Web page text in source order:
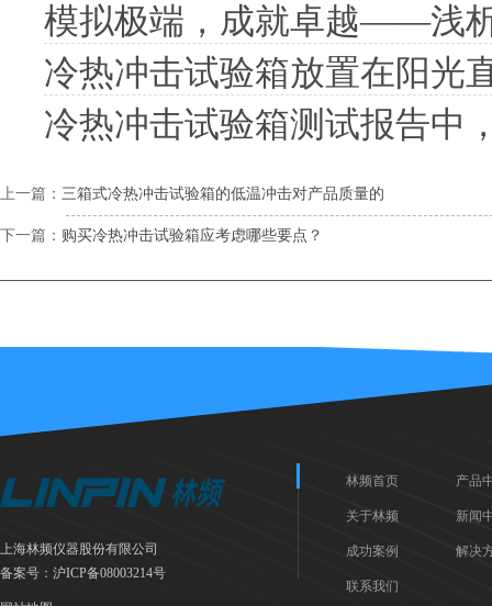
模拟极端，成就卓越——浅
冷热冲击试验箱放置在阳光
冷热冲击试验箱测试报告中
上一篇： 三箱式冷热冲击试验箱的低温冲击对产品质量的
下一篇： 购买冷热冲击试验箱应考虑哪些要点？
上海林频仪器股份有限公司
备案号： 沪ICP备08003214号
林频首页 产品
关于林频 新闻
成功案例 解决
联系我们